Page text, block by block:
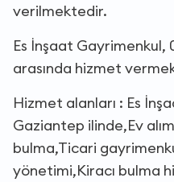
verilmektedir.
Es İnşaat
arasında hizmet
Hizmet alanları : Es
Gaziantep ilinde,Ev
bulma,Ticari
yönetimi,Kiracı bulma